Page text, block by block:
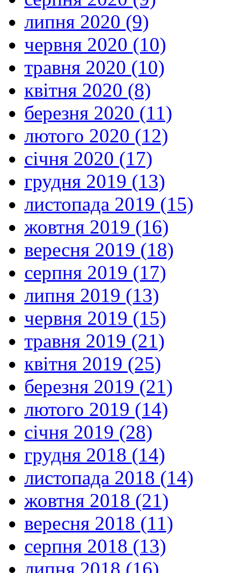
липня 2020 (9)
червня 2020 (10)
травня 2020 (10)
квітня 2020 (8)
березня 2020 (11)
лютого 2020 (12)
січня 2020 (17)
грудня 2019 (13)
листопада 2019 (15)
жовтня 2019 (16)
вересня 2019 (18)
серпня 2019 (17)
липня 2019 (13)
червня 2019 (15)
травня 2019 (21)
квітня 2019 (25)
березня 2019 (21)
лютого 2019 (14)
січня 2019 (28)
грудня 2018 (14)
листопада 2018 (14)
жовтня 2018 (21)
вересня 2018 (11)
серпня 2018 (13)
липня 2018 (16)